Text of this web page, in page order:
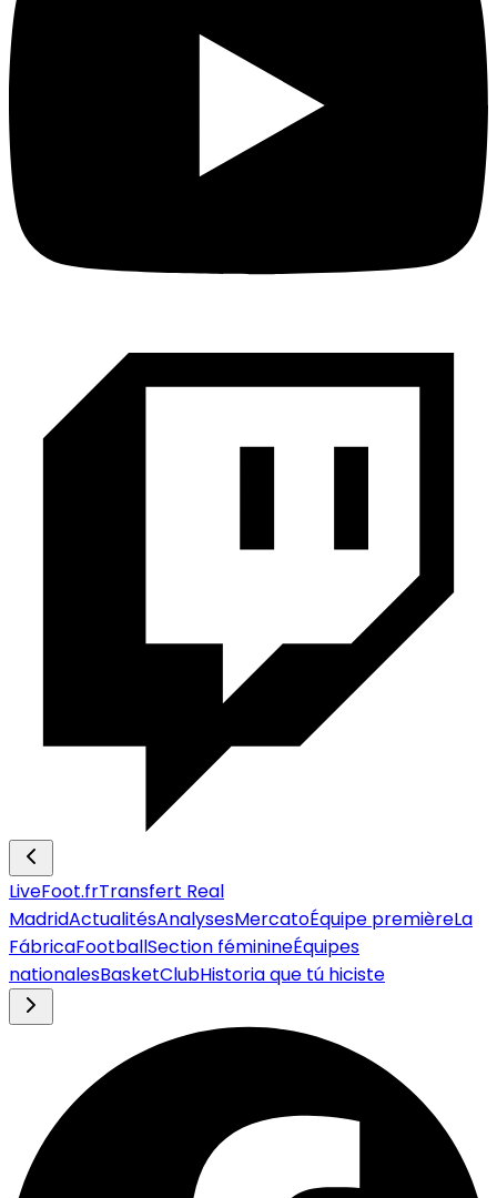
LiveFoot.frTransfert Real
MadridActualitésAnalysesMercatoÉquipe premièreLa
FábricaFootballSection féminineÉquipes
nationalesBasketClubHistoria que tú hiciste